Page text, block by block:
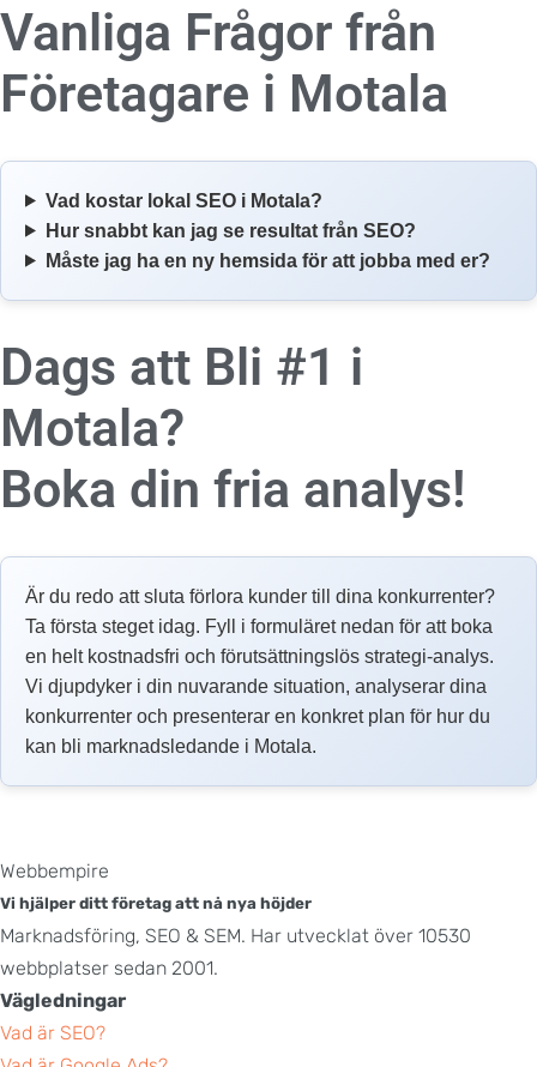
Vanliga Frågor från
Företagare i Motala
Vad kostar lokal SEO i Motala?
Hur snabbt kan jag se resultat från SEO?
Måste jag ha en ny hemsida för att jobba med er?
Dags att Bli #1 i
Motala?
Boka din fria analys!
Är du redo att sluta förlora kunder till dina konkurrenter?
Ta första steget idag. Fyll i formuläret nedan för att boka
en helt kostnadsfri och förutsättningslös strategi-analys.
Vi djupdyker i din nuvarande situation, analyserar dina
konkurrenter och presenterar en konkret plan för hur du
kan bli marknadsledande i Motala.
Webbempire
Vi hjälper ditt företag att nå nya höjder
Marknadsföring, SEO & SEM. Har utvecklat över 10530
webbplatser sedan 2001.
Vägledningar
Vad är SEO?